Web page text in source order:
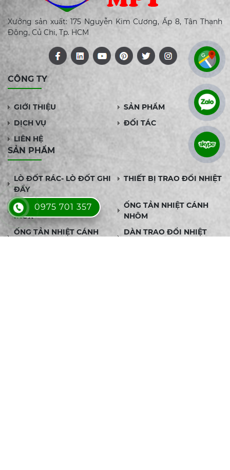
Xưởng sản xuất: 175 Nguyễn Kim Cương, Ấp 8, Tân Thạnh
Đông, Củ Chi, Tp. HCM
CÔNG TY
GIỚI THIỆU
SẢN PHẨM
DỊCH VỤ
ĐỐI TÁC
LIÊN HỆ
SẢN PHẨM
LÒ ĐỐT RÁC- LÒ ĐỐT GHI
ĐẨY
THIẾT BỊ TRAO ĐỔI NHIỆT
ỐNG TẢN NHIỆT CÁNH
INOX
ỐNG TẢN NHIỆT CÁNH
NHÔM
ỐNG TẢN NHIỆT CÁNH
DÀN TRAO ĐỔI NHIỆT
0975 701 357